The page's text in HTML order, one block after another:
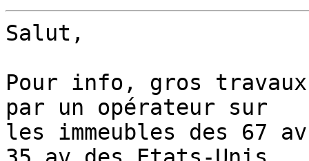
Salut,
Pour info, gros travaux
par un opérateur sur
les immeubles des 67